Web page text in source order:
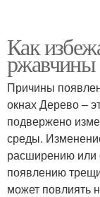
Как
ржавчины
Причины
окнах Дерево –
подвержено
среды.
расширению или
появлению
может повлиять